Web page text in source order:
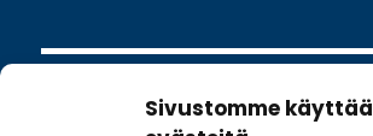
Sivustomme käyttää